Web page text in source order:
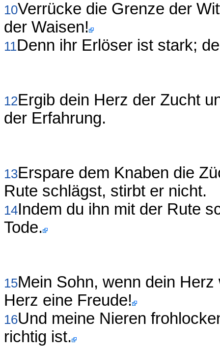
10Verrücke die Grenze der
der Waisen!
11Denn ihr Erlöser ist stark;
12Ergib dein Herz der Zucht
der Erfahrung.
13Erspare dem Knaben die
Rute schlägst, stirbt er nicht.
14Indem du ihn mit der Rute
Tode.
15Mein Sohn, wenn dein
Herz eine Freude!
16Und meine Nieren
richtig ist.